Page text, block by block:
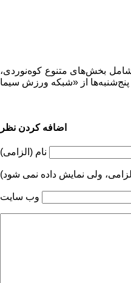
بخش‌های متنوع کوه‌نوردی،
اضافه کردن نظر
نام (الزامی)
ولی نمایش داده نمی شود)
وب سایت